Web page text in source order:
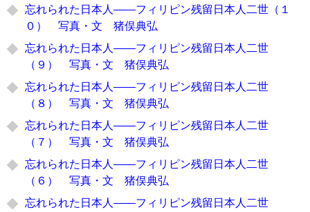
忘れられた日本人――フィリピン残留日本人二世（１
０） 写真・文 猪俣典弘
忘れられた日本人――フィリピン残留日本人二世
（９） 写真・文 猪俣典弘
忘れられた日本人――フィリピン残留日本人二世
（８） 写真・文 猪俣典弘
忘れられた日本人――フィリピン残留日本人二世
（７） 写真・文 猪俣典弘
忘れられた日本人――フィリピン残留日本人二世
（６） 写真・文 猪俣典弘
忘れられた日本人――フィリピン残留日本人二世